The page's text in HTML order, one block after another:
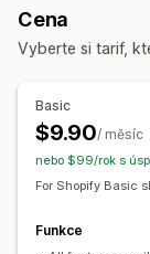
Nastavení
Upozornění na
Vlastní
Překlad
Animace
Resetování při
Pevná minuta
Typ časovače
Datum vypršení
Cena
Vyberte si tarif,
Basic
$9.90/ měsíc
nebo $99/rok s
For Shopify Basic
Funkce